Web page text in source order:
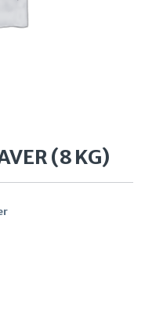
(8 KG)